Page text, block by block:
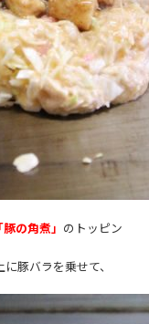
「豚の角煮」 のトッピン
豚バラを乗せて、